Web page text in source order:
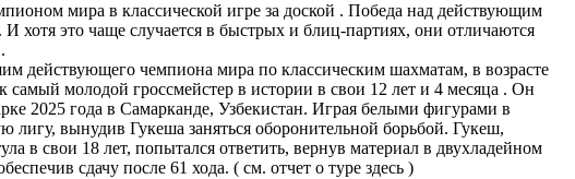
мира в классической игре за доской . Победа над действующим
это чаще случается в быстрых и блиц-партиях, они отличаются
чемпиона мира по классическим шахматам, в возрасте
молодой гроссмейстер в истории в свои 12 лет и 4 месяца . Он
2025 года в Самарканде, Узбекистан. Играя белыми фигурами в
вынудив Гукеша заняться оборонительной борьбой. Гукеш,
в свои 18 лет, попытался ответить, вернув материал в двухладейном
сдачу после 61 хода. ( см. отчет о туре здесь )